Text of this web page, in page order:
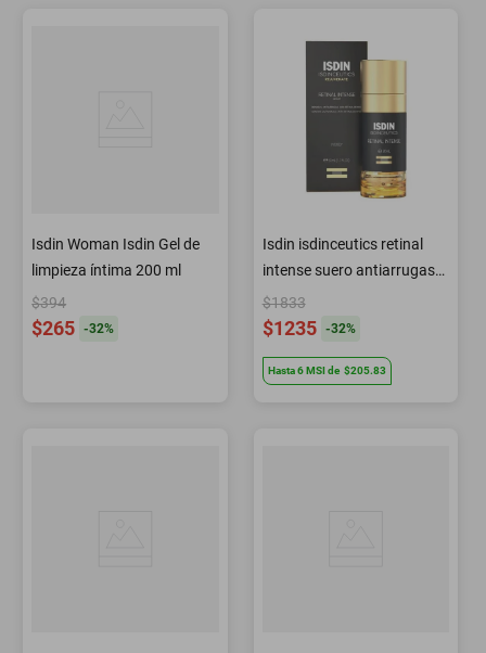
Isdin Woman Isdin Gel de
limpieza í­ntima 200 ml
$394
$265 -32%
Isdin isdinceutics retinal
intense suero antiarrugas
50 ml
$1833
$1235 -32%
Hasta6MSIde $205.83